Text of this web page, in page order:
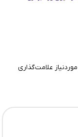
علامت‌گذاری